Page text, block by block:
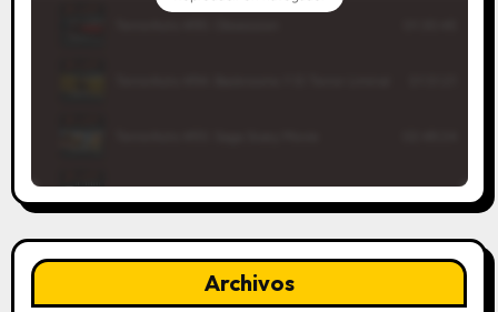
Archivos